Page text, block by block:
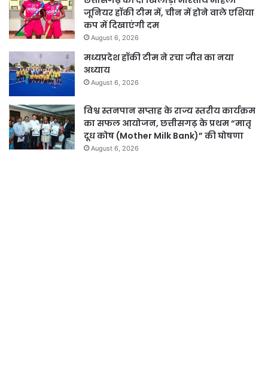
जूनियर हॉकी टीम में, चीन में होने वाले एशिया
कप में दिखाएंगी दम
August 6, 2026
मध्यप्रदेश हॉकी टीम ने रचा जीत का नया
अध्याय
August 6, 2026
विश्व स्तनपान सप्ताह के राज्य स्तरीय कार्यक्रम
का सफल आयोजन, छत्तीसगढ़ के प्रथम “मातृ
दूध कोष (Mother Milk Bank)” की घोषणा
August 6, 2026